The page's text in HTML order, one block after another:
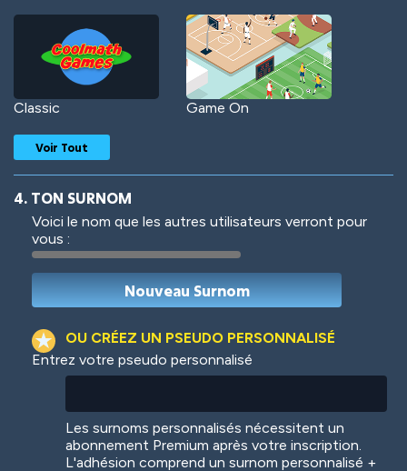
Classic Game On
Woof
Colorful
Voir Tout
4. TON SURNOM
Voici le nom que les autres utilisateurs verront pour
vous :
OU CRÉEZ UN PSEUDO PERSONNALISÉ
Entrez votre pseudo personnalisé
Les surnoms personnalisés nécessitent un
abonnement Premium après votre inscription.
L'adhésion comprend un surnom personnalisé +